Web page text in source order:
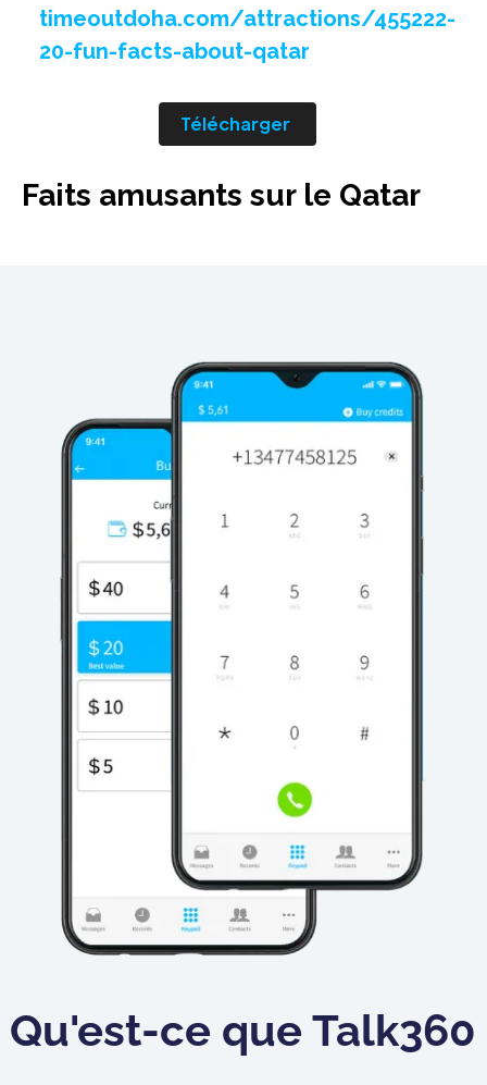
timeoutdoha.com/attractions/455222-
20-fun-facts-about-qatar
Télécharger
Faits amusants sur le Qatar
Qu'est-ce que Talk360